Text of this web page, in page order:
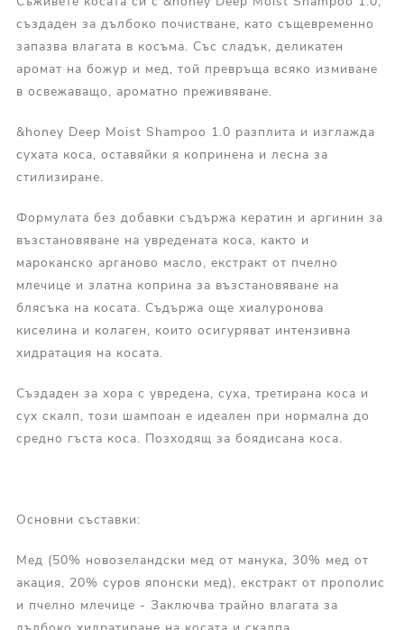
създаден за дълбоко почистване, като същевременно
запазва влагата в косъма. Със сладък, деликатен
аромат на божур и мед, той превръща всяко измиване
в освежаващо, ароматно преживяване.
&honey Deep Moist Shampoo 1.0 разплита и изглажда
сухата коса, оставяйки я копринена и лесна за
стилизиране.
Формулата без добавки съдържа кератин и аргинин за
възстановяване на увредената коса, както и
мароканско арганово масло, екстракт от пчелно
млечице и златна коприна за възстановяване на
блясъка на косата. Съдържа още хиалуронова
киселина и колаген, които осигуряват интензивна
хидратация на косата.
Създаден за хора с увредена, суха, третирана коса и
сух скалп, този шампоан е идеален при нормална до
средно гъста коса. Позходящ за боядисана коса.
Основни съставки:
Мед (50% новозеландски мед от манука, 30% мед от
акация, 20% суров японски мед), екстракт от прополис
и пчелно млечице - Заключва трайно влагата за